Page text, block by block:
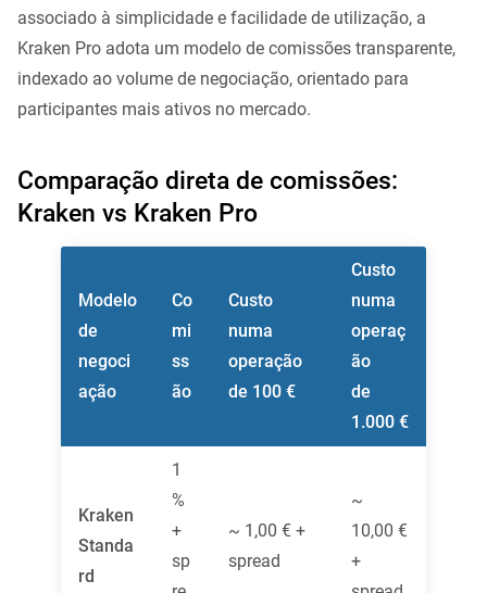
associado à simplicidade e facilidade de utilização, a
Kraken Pro adota um modelo de comissões transparente,
indexado ao volume de negociação, orientado para
participantes mais ativos no mercado.
Comparação direta de comissões:
Kraken vs Kraken Pro
Modelo
de
negoci
ação
Co
mi
ss
ão
Custo
numa
operação
de 100 €
Custo
numa
operaç
ão
de
1.000 €
Kraken
Standa
rd
1
%
+
sp
~ 1,00 € +
spread
~
10,00 €
+